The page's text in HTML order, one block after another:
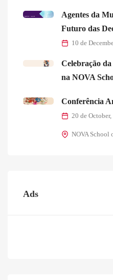
Agentes da
Futuro das
10 de
Celebração
na NOVA
Conferência
20 de October,
NOVA School
Ads